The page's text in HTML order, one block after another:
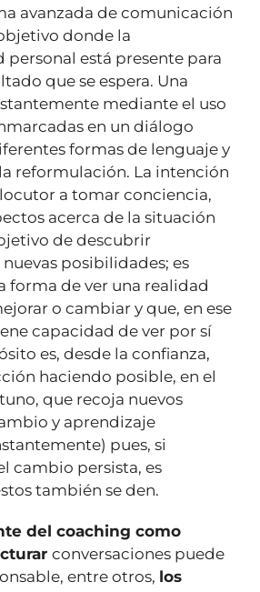
avanzada de comunicación
donde la
personal está presente para
que se espera. Una
mediante el uso
en un diálogo
formas de lenguaje y
reformulación. La intención
a tomar conciencia,
acerca de la situación
de descubrir
posibilidades; es
forma de ver una realidad
o cambiar y que, en ese
capacidad de ver por sí
es, desde la confianza,
haciendo posible, en el
que recoja nuevos
y aprendizaje
pues, si
cambio persista, es
también se den.
del coaching como
conversaciones puede
entre otros, los